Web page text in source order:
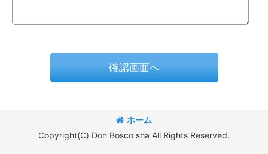
確認画面へ
ホーム
Copyright(C) Don Bosco sha All Rights Reserved.